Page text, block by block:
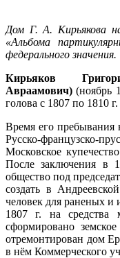
Дом Г. А. Кирьякова
«Альбома
федерального значения.
Кирьяков
Авраамович)(ноябрь
голова с 1807 по 1810 г.
Время его пребывания
Русско-французско-
Московское
После заключения в
общество под
создать в
человек для раненых
1807 г. на средства
сформировано
отремонтирован дом
в нём Коммерческого